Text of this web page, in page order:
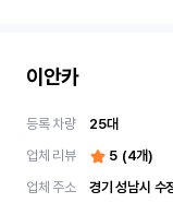
이안카
등록 차량 25대
업체 리뷰
5 (4개)
업체 주소